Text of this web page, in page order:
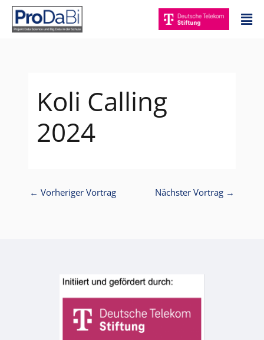
Zum
Inhalt
springen
Koli Calling
2024
← Vorheriger Vortrag Nächster Vortrag →